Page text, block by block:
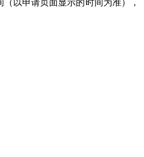
以申请页面显示的时间为准），